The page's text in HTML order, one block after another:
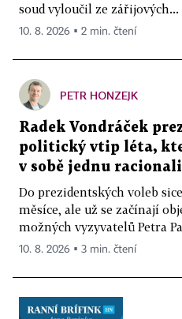
soud vyloučil ze zářijových...
10. 8. 2026 ▪ 2 min. čtení
PETR HONZEJK
Radek Vondráček
politický vtip léta,
v sobě jednu
Do prezidentských voleb
měsíce, ale už se začínají
možných vyzyvatelů Petra
10. 8. 2026 ▪ 3 min. čtení